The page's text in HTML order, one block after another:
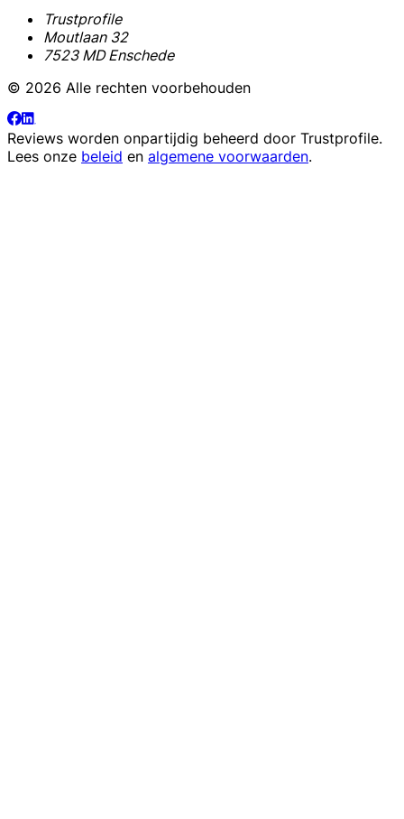
Trustprofile
Moutlaan 32
7523 MD Enschede
© 2026 Alle rechten voorbehouden
Reviews worden onpartijdig beheerd door Trustprofile.
Lees onze beleid en algemene voorwaarden.